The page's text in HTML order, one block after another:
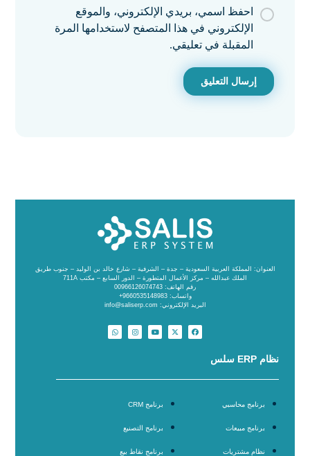
احفظ اسمي، بريدي الإلكتروني، والموقع
الإلكتروني في هذا المتصفح لاستخدامها المرة
المقبلة في تعليقي.
العنوان: المملكة العربية السعودية – جدة – الشرفية – شارع خالد بن الوليد – جنوب طريق
الملك عبدالله – مركز الأعمال المتطورة – الدور السابع – مكتب 711A
رقم الهاتف: 00966126074743
واتساب: 9660535148983+
البريد الإلكتروني: info@saliserp.com
نظام ERP سلس
برنامج محاسبي
برنامج مبيعات
نظام مشتريات
برنامج CRM
برنامج التصنيع
برنامج نقاط بيع